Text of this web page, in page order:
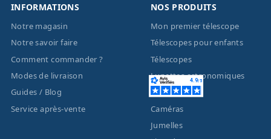
INFORMATIONS
Notre magasin
Notre savoir faire
Comment commander ?
Modes de livraison
Guides / Blog
Service après-vente
NOS PRODUITS
Mon premier télescope
Télescopes pour enfants
Télescopes
Lunettes astronomiques
Montures
Caméras
Jumelles